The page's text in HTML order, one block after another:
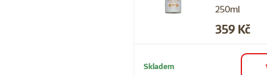
250ml
Cena
359 Kč
Skladem